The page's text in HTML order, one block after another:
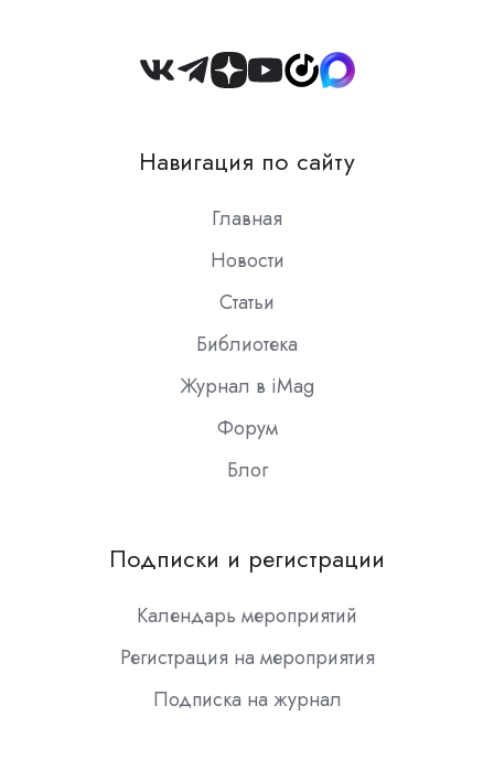
Join
Slack
Навигация по сайту
Главная
Новости
Статьи
Библиотека
Журнал в iMag
Форум
Блог
Подписки и регистрации
Календарь мероприятий
Регистрация на мероприятия
Подписка на журнал